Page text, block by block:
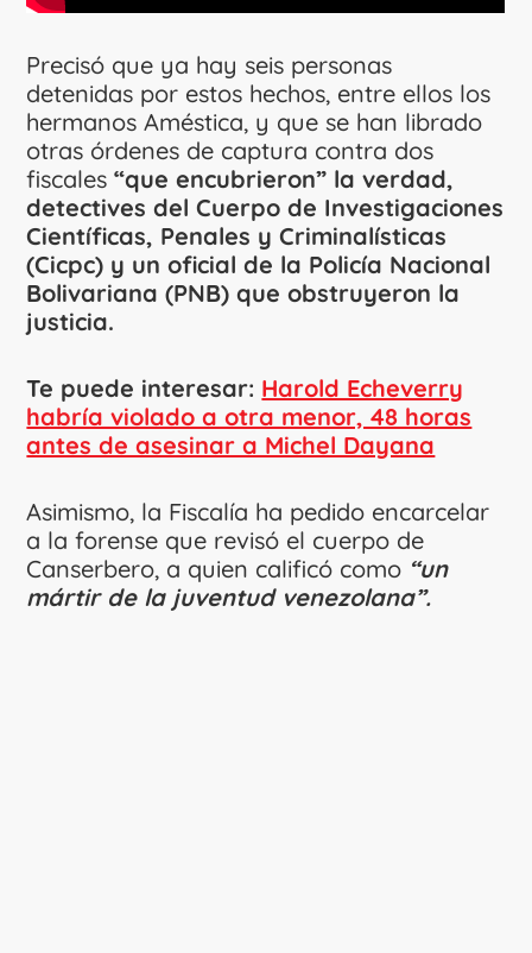
Precisó que ya hay seis personas
detenidas por estos hechos, entre ellos los
hermanos Améstica, y que se han librado
otras órdenes de captura contra dos
fiscales“que encubrieron” la verdad,
detectives del Cuerpo de Investigaciones
Científicas, Penales y Criminalísticas
(Cicpc) y un oficial de la Policía Nacional
Bolivariana (PNB) que obstruyeron la
justicia.
Te puede interesar: Harold Echeverry
habría violado a otra menor, 48 horas
antes de asesinar a Michel Dayana
Asimismo, la Fiscalía ha pedido encarcelar
a la forense que revisó el cuerpo de
Canserbero, a quien calificó como “un
mártir de la juventud venezolana”.